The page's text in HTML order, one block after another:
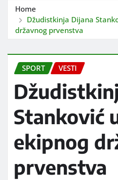
Home
Džudistkinja Dijana
državnog prvenstva
SPORT VESTI
Stanković
ekipnog
prvenstva